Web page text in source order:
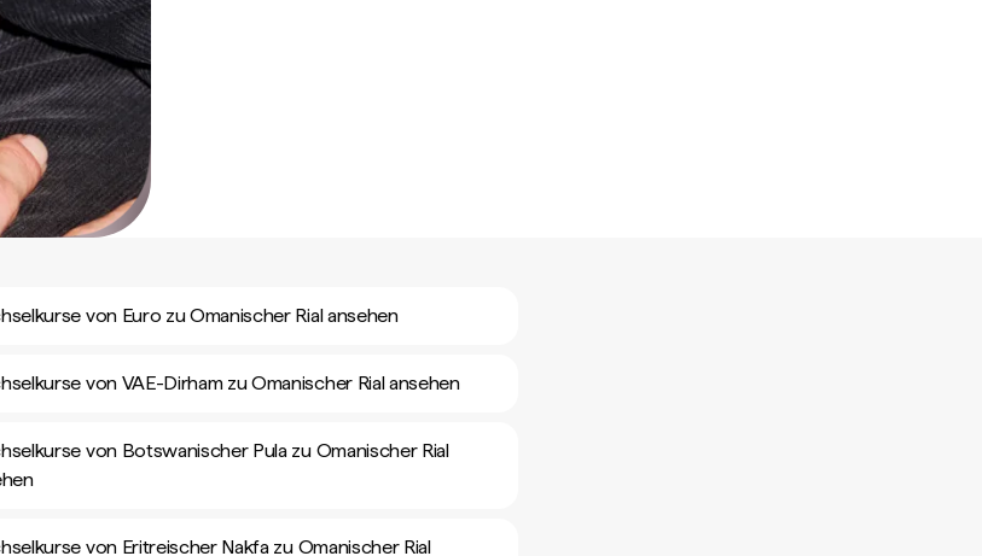
von Euro zu Omanischer Rial ansehen
von VAE-Dirham zu Omanischer Rial ansehen
von Botswanischer Pula zu Omanischer Rial
von Eritreischer Nakfa zu Omanischer Rial